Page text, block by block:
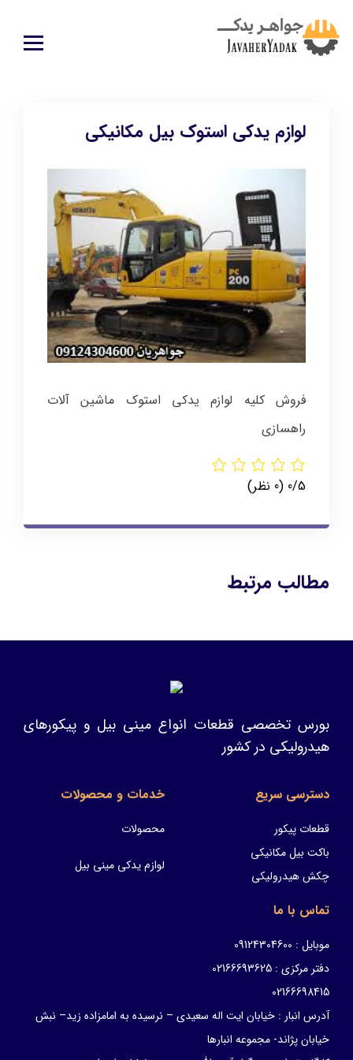
لوازم یدکی استوک بیل مکانیکی
فروش کلیه لوازم یدکی استوک ماشین آلات
راهسازی
‫0/5 ‫(0 نظر)
مطالب مرتبط
بورس تخصصی قطعات انواع مینی بیل و پیکورهای
هیدرولیکی در کشور
دسترسی سریع
قطعات پیکور
باکت بیل مکانیکی
چکش هیدرولیکی
خدمات و محصولات
محصولات
لوازم یدکی مینی بیل
تماس با ما
موبایل : 09124304600
دفتر مرکزی : 02166693625
02166698415
آدرس انبار : خیابان ایت اله سعیدی – نرسیده به امامزاده زید– نبش
خیابان پژاند- مجموعه انبارها